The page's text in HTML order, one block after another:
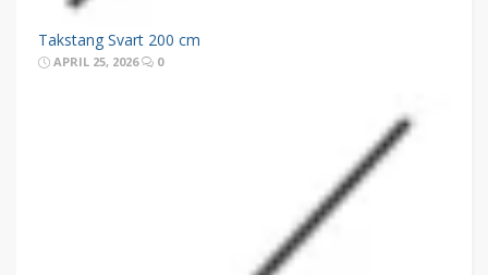
Takstang Svart 200 cm
APRIL 25, 2026 0